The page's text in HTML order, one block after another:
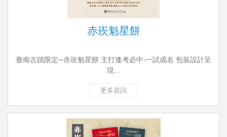
赤崁魁星餅
臺南古蹟限定─赤崁魁星餅 主打逢考必中‧一試成名 包裝設計呈
現...
更多資訊